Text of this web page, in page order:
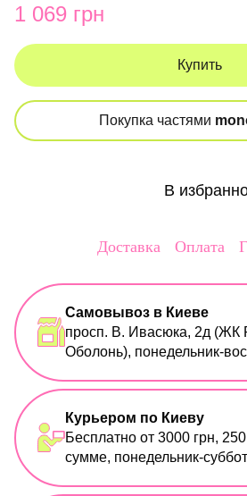
1 069 грн
Купить
Покупка частями
В
Доставка Оплата
Самовывоз в Киеве
просп. В. Ивасюка, 2д (ЖК
Оболонь), понедельник-
Курьером по Киеву
Бесплатно от 3000 грн,
сумме, понедельник-